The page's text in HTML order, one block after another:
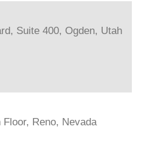
Suite 400, Ogden, Utah
Reno, Nevada